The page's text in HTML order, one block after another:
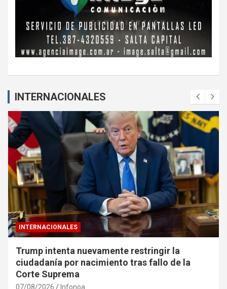
INTERNACIONALES
INTERNACIONALES
Trump intenta nuevamente restringir la
ciudadanía por nacimiento tras fallo de la
Corte Suprema
07/08/2026 Infonoa